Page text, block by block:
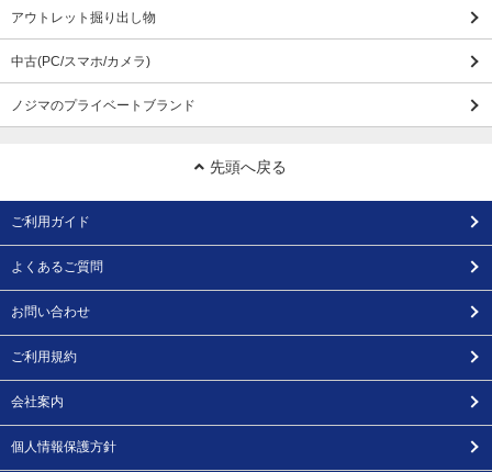
アウトレット掘り出し物
中古(PC/スマホ/カメラ)
ノジマのプライベートブランド
先頭へ戻る
ご利用ガイド
よくあるご質問
お問い合わせ
ご利用規約
会社案内
個人情報保護方針